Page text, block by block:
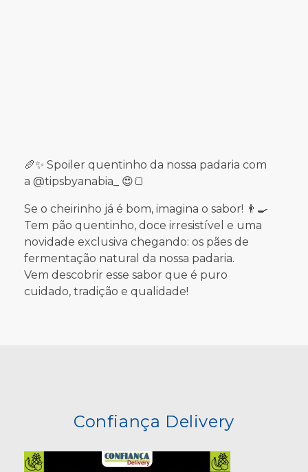
🥖✨ Spoiler quentinho da nossa padaria com
a @tipsbyanabia_ 😍🍞
Se o cheirinho já é bom, imagina o sabor! 👨‍🍳
Tem pão quentinho, doce irresistível e uma
novidade exclusiva chegando: os pães de
fermentação natural da nossa padaria.
Vem descobrir esse sabor que é puro
cuidado, tradição e qualidade!
Confiança Delivery